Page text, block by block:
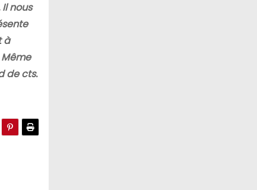
nous
à
de cts.